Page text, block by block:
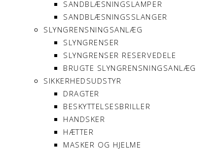
SANDBLÆSNINGSLAMPER
SANDBLÆSNINGSSLANGER
SLYNGRENSNINGSANLÆG
SLYNGRENSER
SLYNGRENSER RESERVEDELE
BRUGTE SLYNGRENSNINGSANLÆG
SIKKERHEDSUDSTYR
DRAGTER
BESKYTTELSESBRILLER
HANDSKER
HÆTTER
MASKER OG HJELME